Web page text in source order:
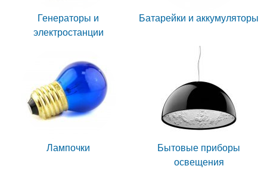
Генераторы и
электростанции
Батарейки и аккумуляторы
Лампочки
Бытовые приборы
освещения